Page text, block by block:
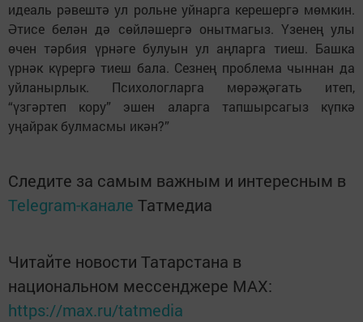
идеаль рәвештә ул рольне уйнарга керешергә мөмкин.
Әтисе белән дә сөйләшергә онытмагыз. Үзенең улы
өчен тәрбия үрнәге булуын ул аңларга тиеш. Башка
үрнәк күрергә тиеш бала. Сезнең проблема чыннан да
уйланырлык. Психологларга мөрәҗәгать итеп,
“үзгәртеп кору” эшен аларга тапшырсагыз күпкә
уңайрак булмасмы икән?”
Следите за самым важным и интересным в
Telegram-канале Татмедиа
Читайте новости Татарстана в
национальном мессенджере MАХ:
https://max.ru/tatmedia